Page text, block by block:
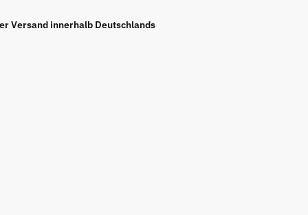
Versand innerhalb Deutschlands